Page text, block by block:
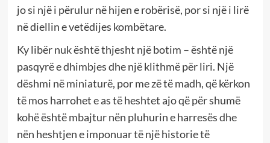
jo si një i përulur në hijen e robërisë, por si një i lirë
në diellin e vetëdijes kombëtare.
Ky libër nuk është thjesht një botim – është një
pasqyrë e dhimbjes dhe një klithmë për liri. Një
dëshmi në miniaturë, por me zë të madh, që kërkon
të mos harrohet e as të heshtet ajo që për shumë
kohë është mbajtur nën pluhurin e harresës dhe
nën heshtjen e imponuar të një historie të